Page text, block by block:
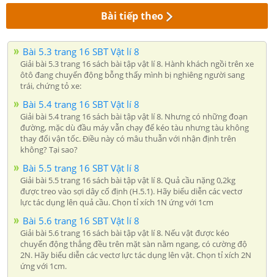
Bài tiếp theo
Bài 5.3 trang 16 SBT Vật lí 8
Giải bài 5.3 trang 16 sách bài tập vật lí 8. Hành khách ngồi trên xe
ôtô đang chuyển động bỗng thấy mình bị nghiêng người sang
trái, chứng tỏ xe:
Bài 5.4 trang 16 SBT Vật lí 8
Giải bài 5.4 trang 16 sách bài tập vật lí 8. Nhưng có những đoạn
đường, mặc dù đầu máy vẫn chạy để kéo tàu nhưng tàu không
thay đổi vận tốc. Điều này có mâu thuẫn với nhận định trên
không? Tại sao?
Bài 5.5 trang 16 SBT Vật lí 8
Giải bài 5.5 trang 16 sách bài tập vật lí 8. Quả cầu nặng 0,2kg
được treo vào sợi dây cố định (H.5.1). Hãy biểu diễn các vectơ
lực tác dụng lên quả cầu. Chọn tỉ xích 1N ứng với 1cm
Bài 5.6 trang 16 SBT Vật lí 8
Giải bài 5.6 trang 16 sách bài tập vật lí 8. Nếu vật được kéo
chuyển động thẳng đều trên mặt sàn nằm ngang, có cường độ
2N. Hãy biểu diễn các vectơ lực tác dụng lên vật. Chọn tỉ xích 2N
ứng với 1cm.